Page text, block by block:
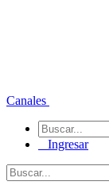
Canales
Ingresar